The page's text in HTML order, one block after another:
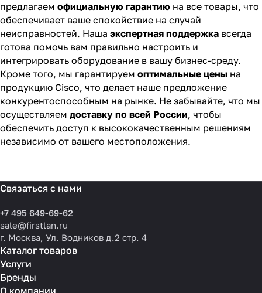
предлагаем официальную гарантию на все товары, что
обеспечивает ваше спокойствие на случай
неисправностей. Наша экспертная поддержка всегда
готова помочь вам правильно настроить и
интегрировать оборудование в вашу бизнес-среду.
Кроме того, мы гарантируем оптимальные цены на
продукцию Cisco, что делает наше предложение
конкурентоспособным на рынке. Не забывайте, что мы
осуществляем доставку по всей России, чтобы
обеспечить доступ к высококачественным решениям
независимо от вашего местоположения.
Связаться с нами
+7 495 649-69-62
sale@firstlan.ru
г. Москва, Ул. Водников д.2 стр. 4
Каталог товаров
Услуги
Бренды
О компании